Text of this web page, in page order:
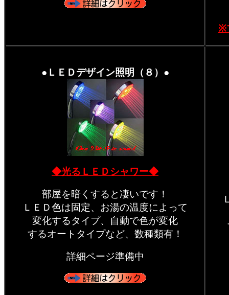
※
●ＬＥＤデザイン照明（８）●
◆光るＬＥＤシャワー◆
部屋を暗くすると凄いです！
ＬＥＤ色は固定、お湯の温度によって
変化するタイプ、自動で色が変化
するオートタイプなど、数種類有！
詳細ページ準備中